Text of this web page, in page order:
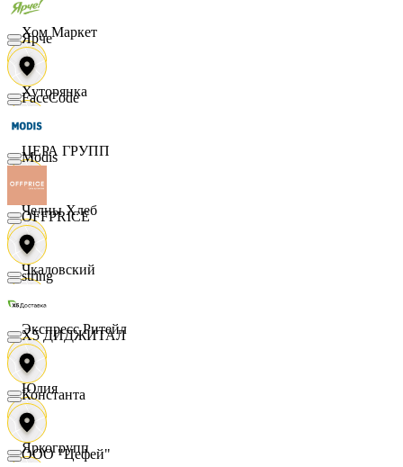
Хом Маркет
Хуторянка
ЦЕРА ГРУПП
Челны Хлеб
Чкаловский
Экспресс Ритейл
Юлия
Яркогрупп
Ярче
FaceCode
Modis
OFFPRICE
string
X5 ДИДЖИТАЛ
Константа
ООО "Цефей"